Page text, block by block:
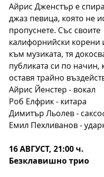
Айрис Дженстър е
джаз певица, която не
пропуснете. Със своите
калифорнийски корени
към музиката, тя
публиката си по начин,
оставя трайно
Айрис Йенстер - вокал
Роб Елфрик - китара
Димитър Льолев -
Емил Пехливанов -
16 АВГУСТ, 21:00 ч.
Безклавишно трио